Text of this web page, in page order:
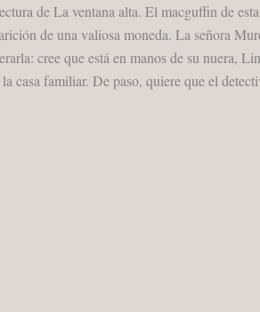
de La ventana alta. El macguffin de esta
de una valiosa moneda. La señora
cree que está en manos de su nuera,
casa familiar. De paso, quiere que el